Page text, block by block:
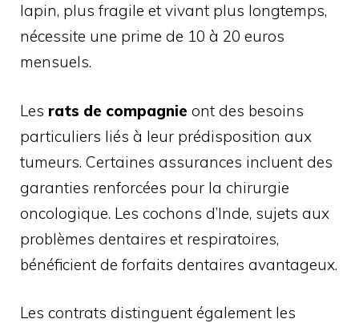
lapin, plus fragile et vivant plus longtemps,
nécessite une prime de 10 à 20 euros
mensuels.
Les rats de compagnie ont des besoins
particuliers liés à leur prédisposition aux
tumeurs. Certaines assurances incluent des
garanties renforcées pour la chirurgie
oncologique. Les cochons d’Inde, sujets aux
problèmes dentaires et respiratoires,
bénéficient de forfaits dentaires avantageux.
Les contrats distinguent également les